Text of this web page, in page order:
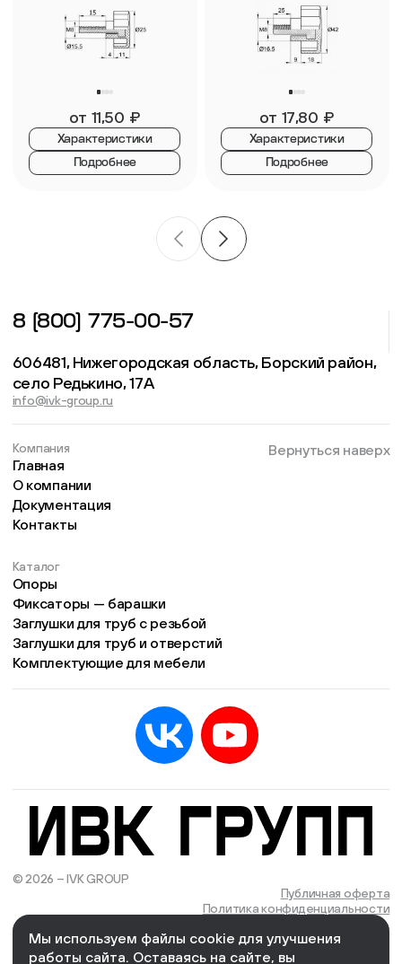
от 11,50 ₽
Характеристики
Подробнее
от 17,80 ₽
Характеристики
Подробнее
8 (800) 775-00-57
606481, Нижегородская область, Борский район,
село Редькино, 17А
info@ivk-group.ru
Компания
Главная
О компании
Документация
Контакты
Каталог
Опоры
Фиксаторы — барашки
Заглушки для труб с резьбой
Заглушки для труб и отверстий
Комплектующие для мебели
Вернуться наверх
© 2026 – IVK GROUP
Публичная оферта
Политика конфиденциальности
Cоздано и поддерживается в компании We Wizards
Мы используем файлы cookie для улучшения
работы сайта. Оставаясь на сайте, вы
Есть учётная запись? Войти